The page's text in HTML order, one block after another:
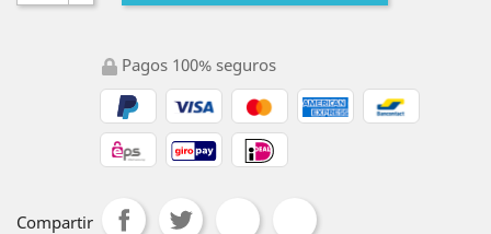
Pagos 100% seguros
Compartir